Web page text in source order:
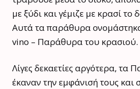
με ξύδι και γέμιζε με κρασί το
Αυτά τα παράθυρα
vino – Παράθυρα του κρασιού.
Λίγες δεκαετίες αργότερα, τα
έκαναν την εμφάνισή τους και